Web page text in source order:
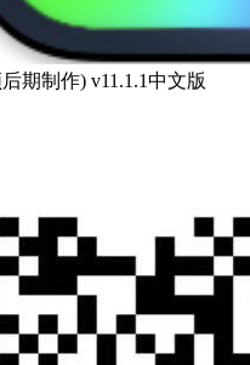
期制作) v11.1.1中文版